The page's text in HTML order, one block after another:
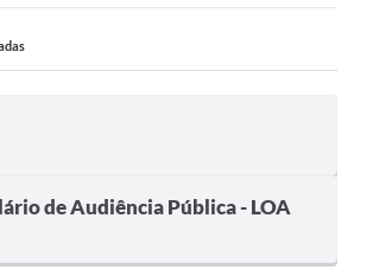
de Audiência Pública - LOA